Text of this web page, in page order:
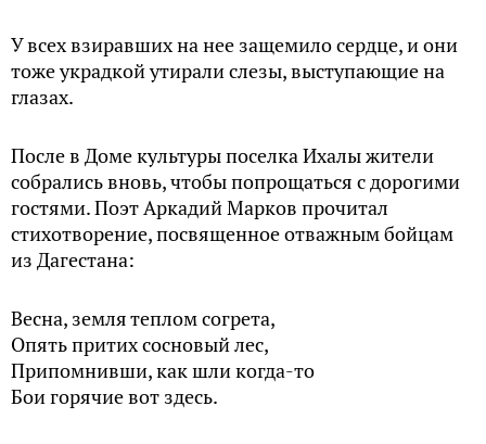
У всех взиравших на нее защемило сердце, и они
тоже украдкой утирали слезы, выступающие на
глазах.
После в Доме культуры поселка Ихалы жители
собрались вновь, чтобы попрощаться с дорогими
гостями. Поэт Аркадий Марков прочитал
стихотворение, посвященное отважным бойцам
из Дагестана:
Весна, земля теплом согрета,
Опять притих сосновый лес,
Припомнивши, как шли когда-то
Бои горячие вот здесь.